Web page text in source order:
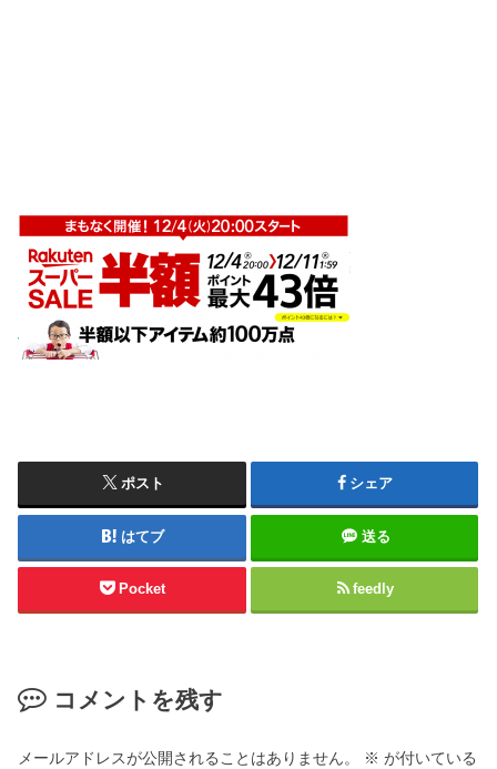
ポスト シェア
はてブ 送る
Pocket feedly
コメントを残す
メールアドレスが公開されることはありません。 ※ が付いている